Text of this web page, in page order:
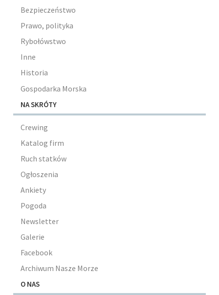
Bezpieczeństwo
Prawo, polityka
Rybołówstwo
Inne
Historia
Gospodarka Morska
NA SKRÓTY
Crewing
Katalog firm
Ruch statków
Ogłoszenia
Ankiety
Pogoda
Newsletter
Galerie
Facebook
Archiwum Nasze Morze
O NAS